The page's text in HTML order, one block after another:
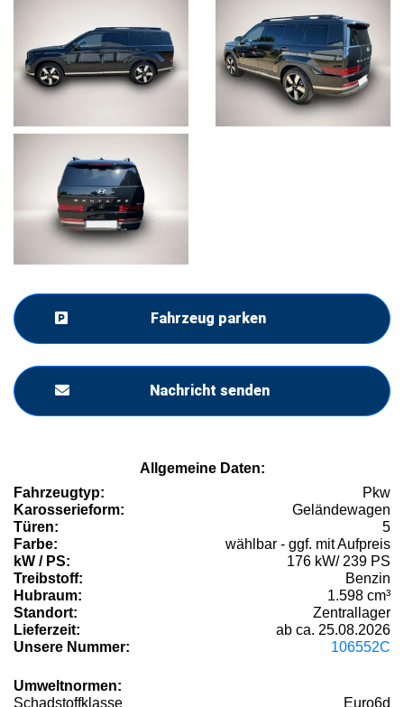
Fahrzeug parken
Nachricht senden
Allgemeine Daten:
Fahrzeugtyp:
Pkw
Karosserieform:
Geländewagen
Türen:
5
Farbe:
wählbar - ggf. mit Aufpreis
kW / PS:
176 kW/ 239 PS
Treibstoff:
Benzin
Hubraum:
1.598 cm³
Standort:
Zentrallager
Lieferzeit:
ab ca. 25.08.2026
Unsere Nummer:
106552C
Umweltnormen:
Schadstoffklasse
Euro6d